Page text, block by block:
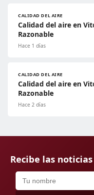
CALIDAD DEL AIRE
Calidad del aire en
Razonable
Hace 1 días
CALIDAD DEL AIRE
Calidad del aire en
Razonable
Hace 2 días
Recibe las